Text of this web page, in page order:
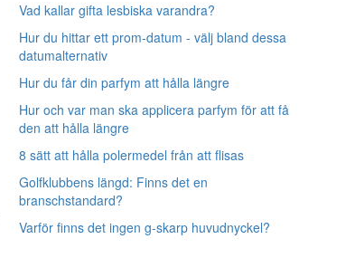
Vad kallar gifta lesbiska varandra?
Hur du hittar ett prom-datum - välj bland dessa
datumalternativ
Hur du får din parfym att hålla längre
Hur och var man ska applicera parfym för att få
den att hålla längre
8 sätt att hålla polermedel från att flisas
Golfklubbens längd: Finns det en
branschstandard?
Varför finns det ingen g-skarp huvudnyckel?